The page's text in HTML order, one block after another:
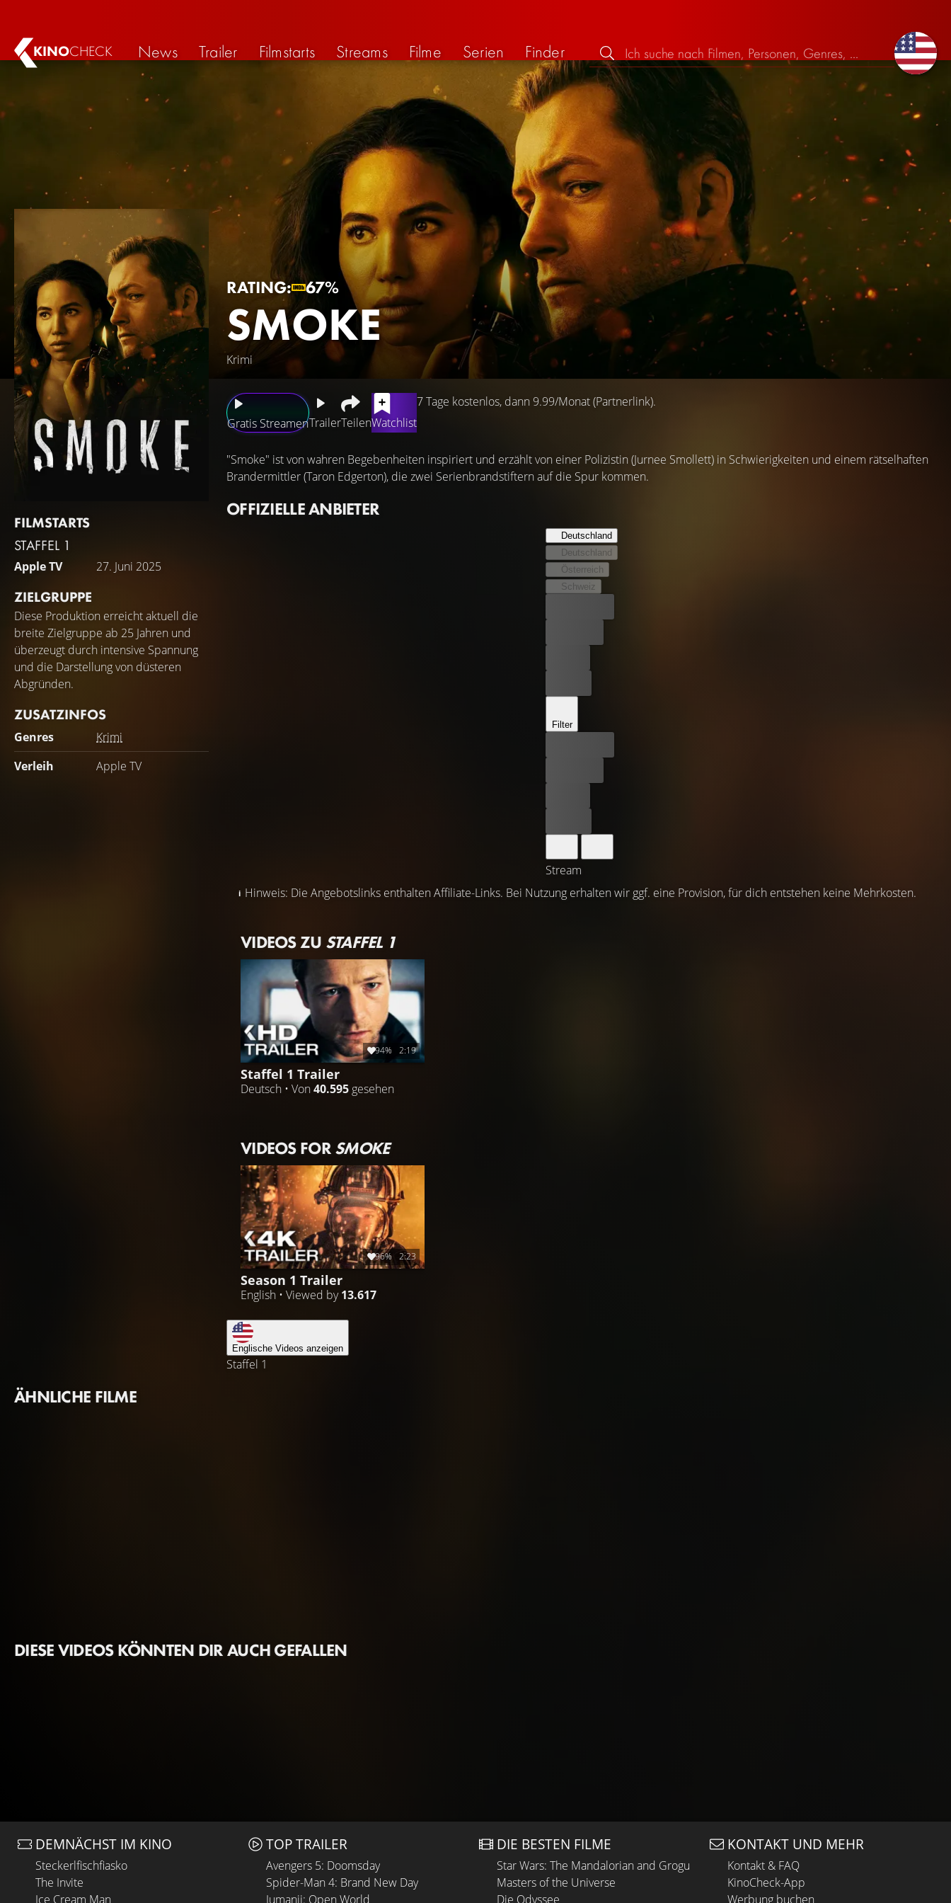
KINOCHECK News Trailer Filmstarts Streams Filme Serien Finder
RATING: 67%
SMOKE
Krimi
FILMSTARTS
STAFFEL 1
Apple TV 27. Juni 2025
ZIELGRUPPE
Diese Produktion erreicht aktuell die
breite Zielgruppe ab 25 Jahren und
überzeugt durch intensive Spannung
und die Darstellung von düsteren
Abgründen.
ZUSATZINFOS
Genres
Krimi
Verleih
Apple TV
Gratis StreamenTrailerTeilenWatchlist
7 Tage kostenlos, dann 9.99/Monat (Partnerlink).
"Smoke" ist von wahren Begebenheiten inspiriert und erzählt von einer Polizistin (Jurnee Smollett) in Schwierigkeiten und einem rätselhaften
Brandermittler (Taron Edgerton), die zwei Serienbrandstiftern auf die Spur kommen.
OFFIZIELLE ANBIETER
Deutschland
Deutschland
Österreich
Schweiz
Filter
Stream
Hinweis: Die Angebotslinks enthalten Affiliate-Links. Bei Nutzung erhalten wir ggf. eine Provision, für dich entstehen keine Mehrkosten.
VIDEOS ZU STAFFEL 1
94% 2:19
Staffel 1 Trailer
Deutsch • Von40.595 gesehen
VIDEOS FORSMOKE
96% 2:23
Season 1 Trailer
English • Viewed by13.617
Englische Videos anzeigen
Staffel 1
ÄHNLICHE FILME
DIESE VIDEOS KÖNNTEN DIR AUCH GEFALLEN
DEMNÄCHST IM KINO
Steckerlfischfiasko
The Invite
Ice Cream Man
TOP TRAILER
Avengers 5: Doomsday
Spider-Man 4: Brand New Day
Jumanji: Open World
DIE BESTEN FILME
Star Wars: The Mandalorian and Grogu
Masters of the Universe
Die Odyssee
KONTAKT UND MEHR
Kontakt & FAQ
KinoCheck-App
Werbung buchen